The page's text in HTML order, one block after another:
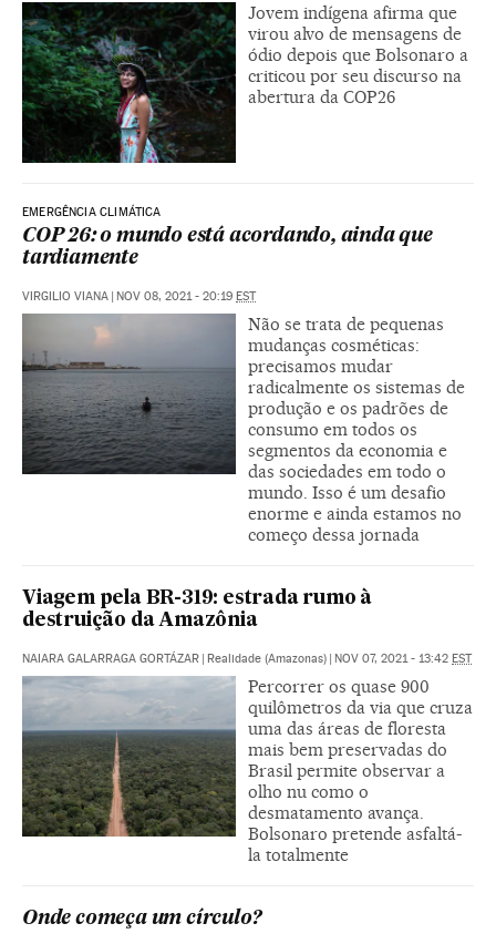
Jovem indígena afirma que
virou alvo de mensagens de
ódio depois que Bolsonaro a
criticou por seu discurso na
abertura da COP26
EMERGÊNCIA CLIMÁTICA
COP 26: o mundo está acordando, ainda que
tardiamente
VIRGILIO VIANA | NOV 08, 2021 - 20:19 EST
Não se trata de pequenas
mudanças cosméticas:
precisamos mudar
radicalmente os sistemas de
produção e os padrões de
consumo em todos os
segmentos da economia e
das sociedades em todo o
mundo. Isso é um desafio
enorme e ainda estamos no
começo dessa jornada
Viagem pela BR-319: estrada rumo à
destruição da Amazônia
NAIARA GALARRAGA GORTÁZAR | Realidade (Amazonas) | NOV 07, 2021 - 13:42 EST
Percorrer os quase 900
quilômetros da via que cruza
uma das áreas de floresta
mais bem preservadas do
Brasil permite observar a
olho nu como o
desmatamento avança.
Bolsonaro pretende asfaltá-
la totalmente
Onde começa um círculo?